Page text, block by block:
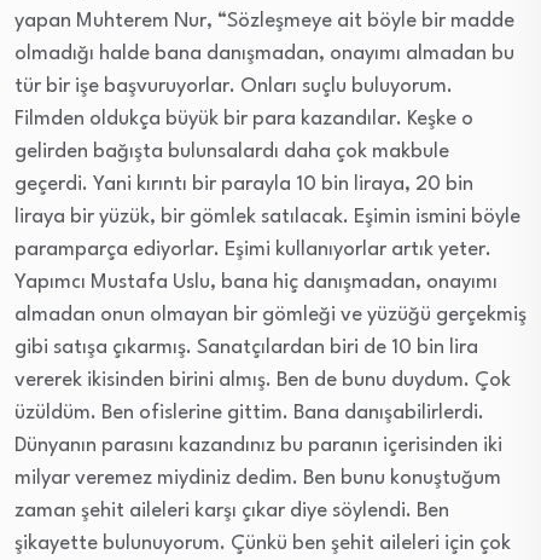
yapan Muhterem Nur, “Sözleşmeye ait böyle bir madde
olmadığı halde bana danışmadan, onayımı almadan bu
tür bir işe başvuruyorlar. Onları suçlu buluyorum.
Filmden oldukça büyük bir para kazandılar. Keşke o
gelirden bağışta bulunsalardı daha çok makbule
geçerdi. Yani kırıntı bir parayla 10 bin liraya, 20 bin
liraya bir yüzük, bir gömlek satılacak. Eşimin ismini böyle
paramparça ediyorlar. Eşimi kullanıyorlar artık yeter.
Yapımcı Mustafa Uslu, bana hiç danışmadan, onayımı
almadan onun olmayan bir gömleği ve yüzüğü gerçekmiş
gibi satışa çıkarmış. Sanatçılardan biri de 10 bin lira
vererek ikisinden birini almış. Ben de bunu duydum. Çok
üzüldüm. Ben ofislerine gittim. Bana danışabilirlerdi.
Dünyanın parasını kazandınız bu paranın içerisinden iki
milyar veremez miydiniz dedim. Ben bunu konuştuğum
zaman şehit aileleri karşı çıkar diye söylendi. Ben
şikayette bulunuyorum. Çünkü ben şehit aileleri için çok